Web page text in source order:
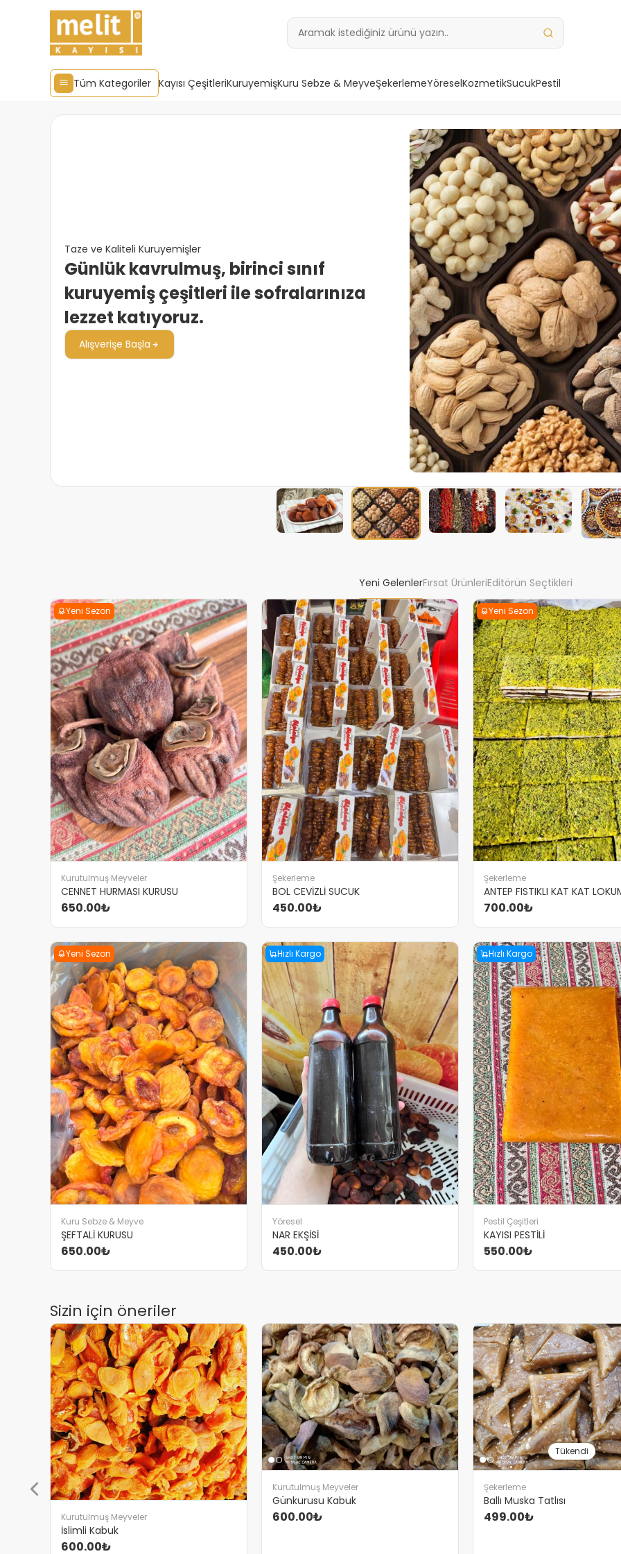
Tüm Kategoriler Kayısı ÇeşitleriKuruyemişKuru Sebze & MeyveŞekerlemeYöreselKozmetikSucukPestil
Taze ve Kaliteli Kuruyemişler
Günlük kavrulmuş, birinci sınıf
kuruyemiş çeşitleri ile sofralarınıza
lezzet katıyoruz.
Alışverişe Başla
Yeni GelenlerFırsat ÜrünleriEditörün Seçtikleri
Yeni Sezon
Kurutulmuş Meyveler
CENNET HURMASI KURUSU
650.00₺
Şekerleme
BOL CEVİZLİ SUCUK
450.00₺
Yeni Sezon
Şekerleme
ANTEP FISTIKLI KAT KAT
700.00₺
Yeni Sezon
Kuru Sebze & Meyve
ŞEFTALİ KURUSU
650.00₺
Hızlı Kargo
Yöresel
NAR EKŞİSİ
450.00₺
Hızlı Kargo
Pestil Çeşitleri
KAYISI PESTİLİ
550.00₺
Sizin için öneriler
Kurutulmuş Meyveler
İslimli Kabuk
600.00₺
Kurutulmuş Meyveler
Günkurusu Kabuk
600.00₺
Tükendi
Şekerleme
Ballı Muska Tatlısı
499.00₺